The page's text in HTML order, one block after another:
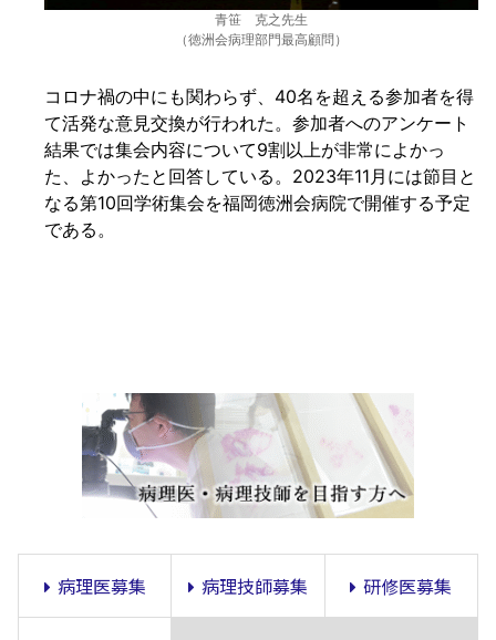
青笹 克之先生
（徳洲会病理部門最高顧問）
コロナ禍の中にも関わらず、40名を超える参加者を得
て活発な意見交換が行われた。参加者へのアンケート
結果では集会内容について9割以上が非常によかっ
た、よかったと回答している。2023年11月には節目と
なる第10回学術集会を福岡徳洲会病院で開催する予定
である。
病理医募集 病理技師募集 研修医募集